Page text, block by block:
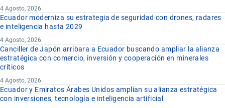
4 Agosto, 2026
Ecuador moderniza su estrategia de seguridad con drones, radares
e inteligencia hasta 2029
4 Agosto, 2026
Canciller de Japón arribara a Ecuador buscando ampliar la alianza
estratégica con comercio, inversión y cooperación en minerales
críticos
4 Agosto, 2026
Ecuador y Emiratos Árabes Unidos amplían su alianza estratégica
con inversiones, tecnología e inteligencia artificial